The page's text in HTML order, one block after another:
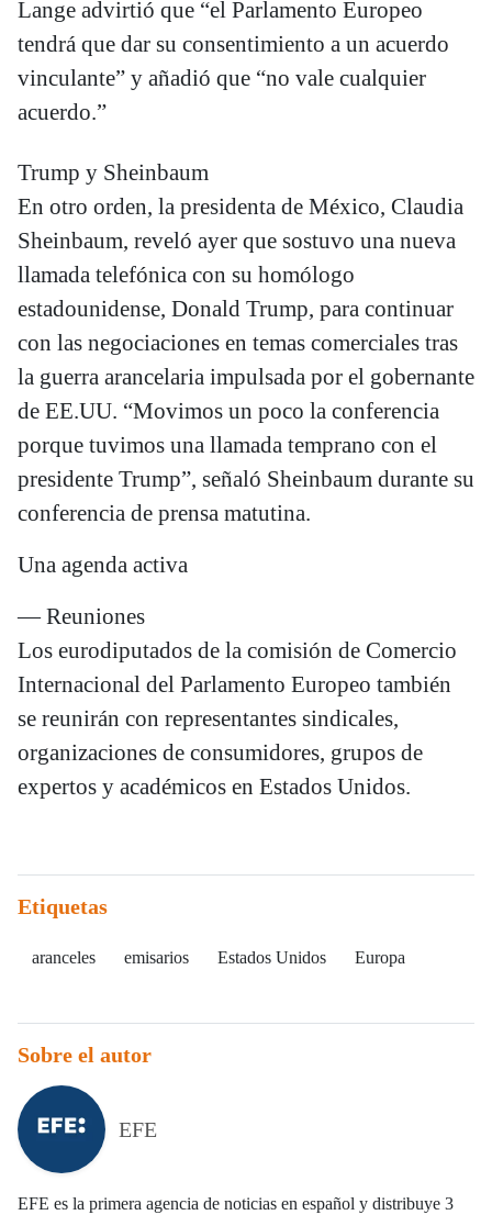
Lange advirtió que “el Parlamento Europeo
tendrá que dar su consentimiento a un acuerdo
vinculante” y añadió que “no vale cualquier
acuerdo.”
Trump y Sheinbaum
En otro orden, la presidenta de México, Claudia
Sheinbaum, reveló ayer que sostuvo una nueva
llamada telefónica con su homólogo
estadounidense, Donald Trump, para continuar
con las negociaciones en temas comerciales tras
la guerra arancelaria impulsada por el gobernante
de EE.UU. “Movimos un poco la conferencia
porque tuvimos una llamada temprano con el
presidente Trump”, señaló Sheinbaum durante su
conferencia de prensa matutina.
Una agenda activa
— Reuniones
Los eurodiputados de la comisión de Comercio
Internacional del Parlamento Europeo también
se reunirán con representantes sindicales,
organizaciones de consumidores, grupos de
expertos y académicos en Estados Unidos.
Etiquetas
aranceles emisarios Estados Unidos Europa
Sobre el autor
EFE
EFE es la primera agencia de noticias en español y distribuye 3